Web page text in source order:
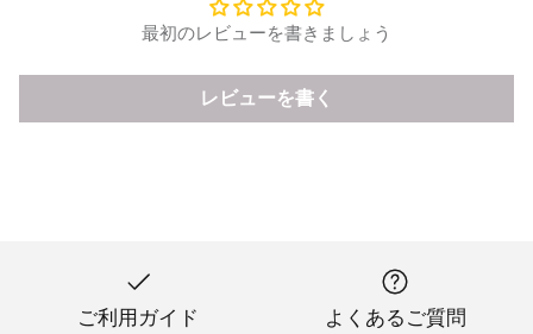
最初のレビューを書きましょう
レビューを書く
ご利用ガイド よくあるご質問